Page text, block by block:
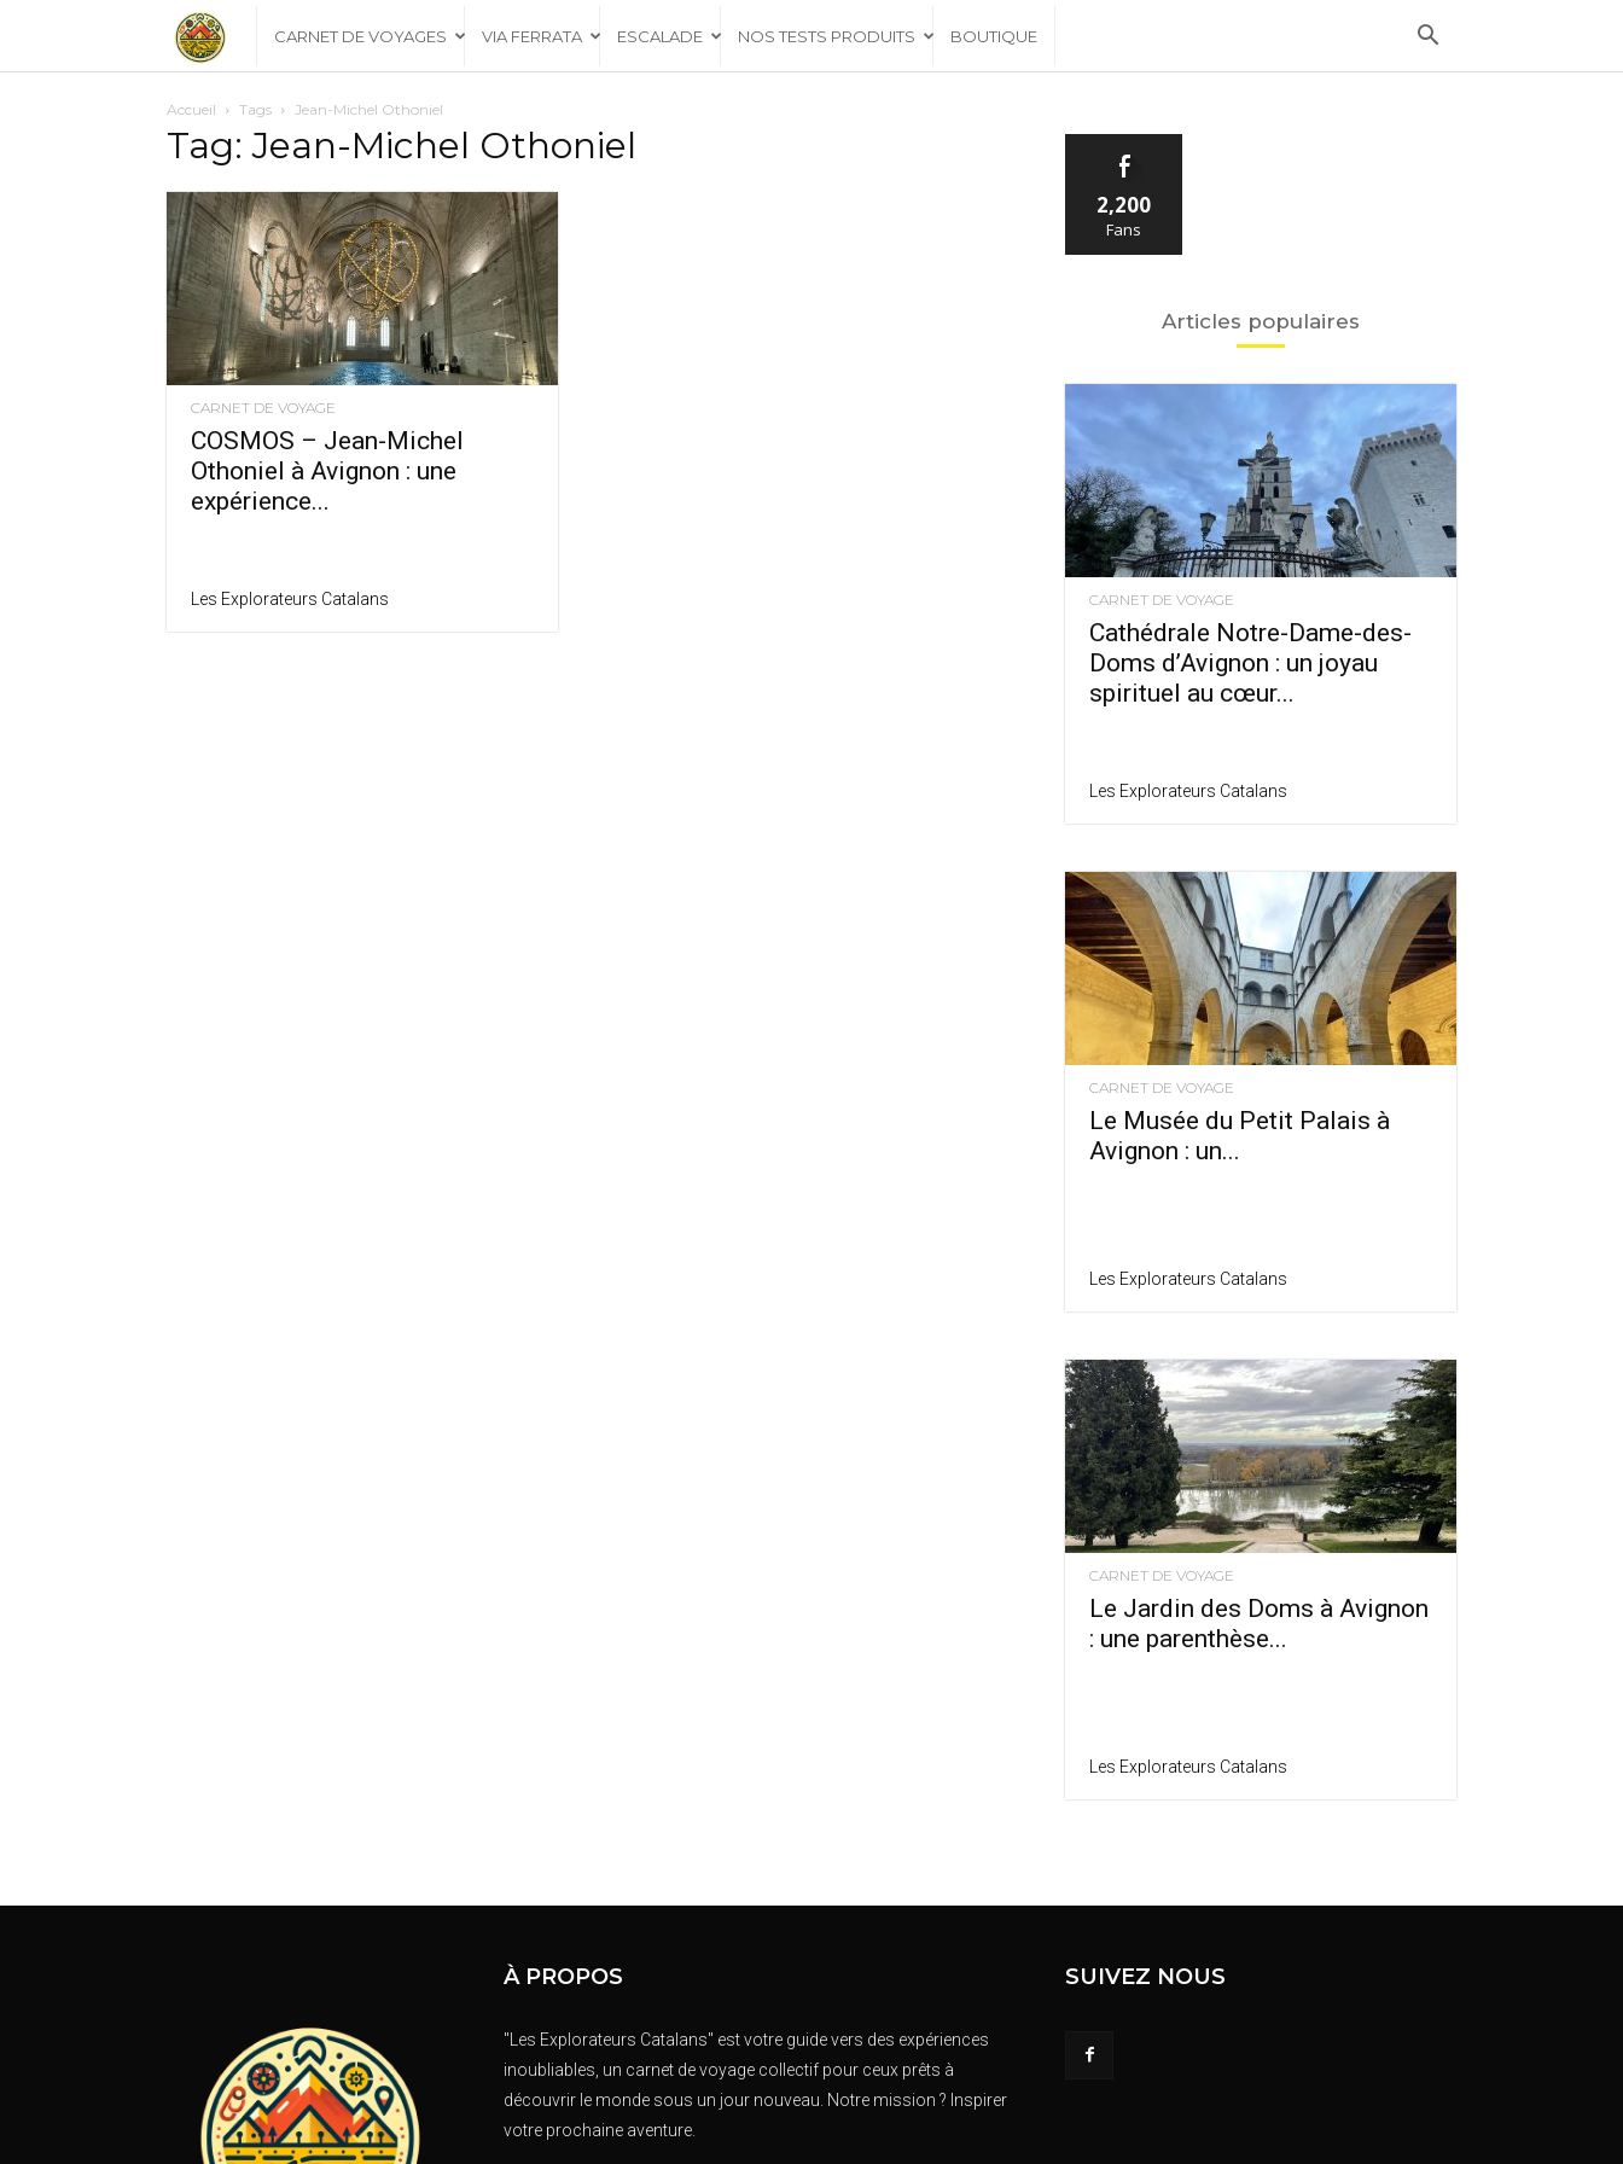
Les
Explorateurs
CARNET DE VOYAGES VIA FERRATA ESCALADE NOS TESTS PRODUITS BOUTIQUE
Accueil Tags Jean-Michel Othoniel
Tag: Jean-Michel Othoniel
CARNET DE VOYAGE
COSMOS – Jean-Michel
Othoniel à Avignon : une
expérience...
Les Explorateurs Catalans
2,200
Fans
Articles populaires
CARNET DE VOYAGE
Cathédrale Notre-Dame-des-
Doms d’Avignon : un joyau
spirituel au cœur...
Les Explorateurs Catalans
CARNET DE VOYAGE
Le Musée du Petit Palais à
Avignon : un...
Les Explorateurs Catalans
CARNET DE VOYAGE
Le Jardin des Doms à Avignon
: une parenthèse...
Les Explorateurs Catalans
À PROPOS
"Les Explorateurs Catalans" est votre guide vers des expériences
inoubliables, un carnet de voyage collectif pour ceux prêts à
découvrir le monde sous un jour nouveau. Notre mission ? Inspirer
votre prochaine aventure.
SUIVEZ NOUS